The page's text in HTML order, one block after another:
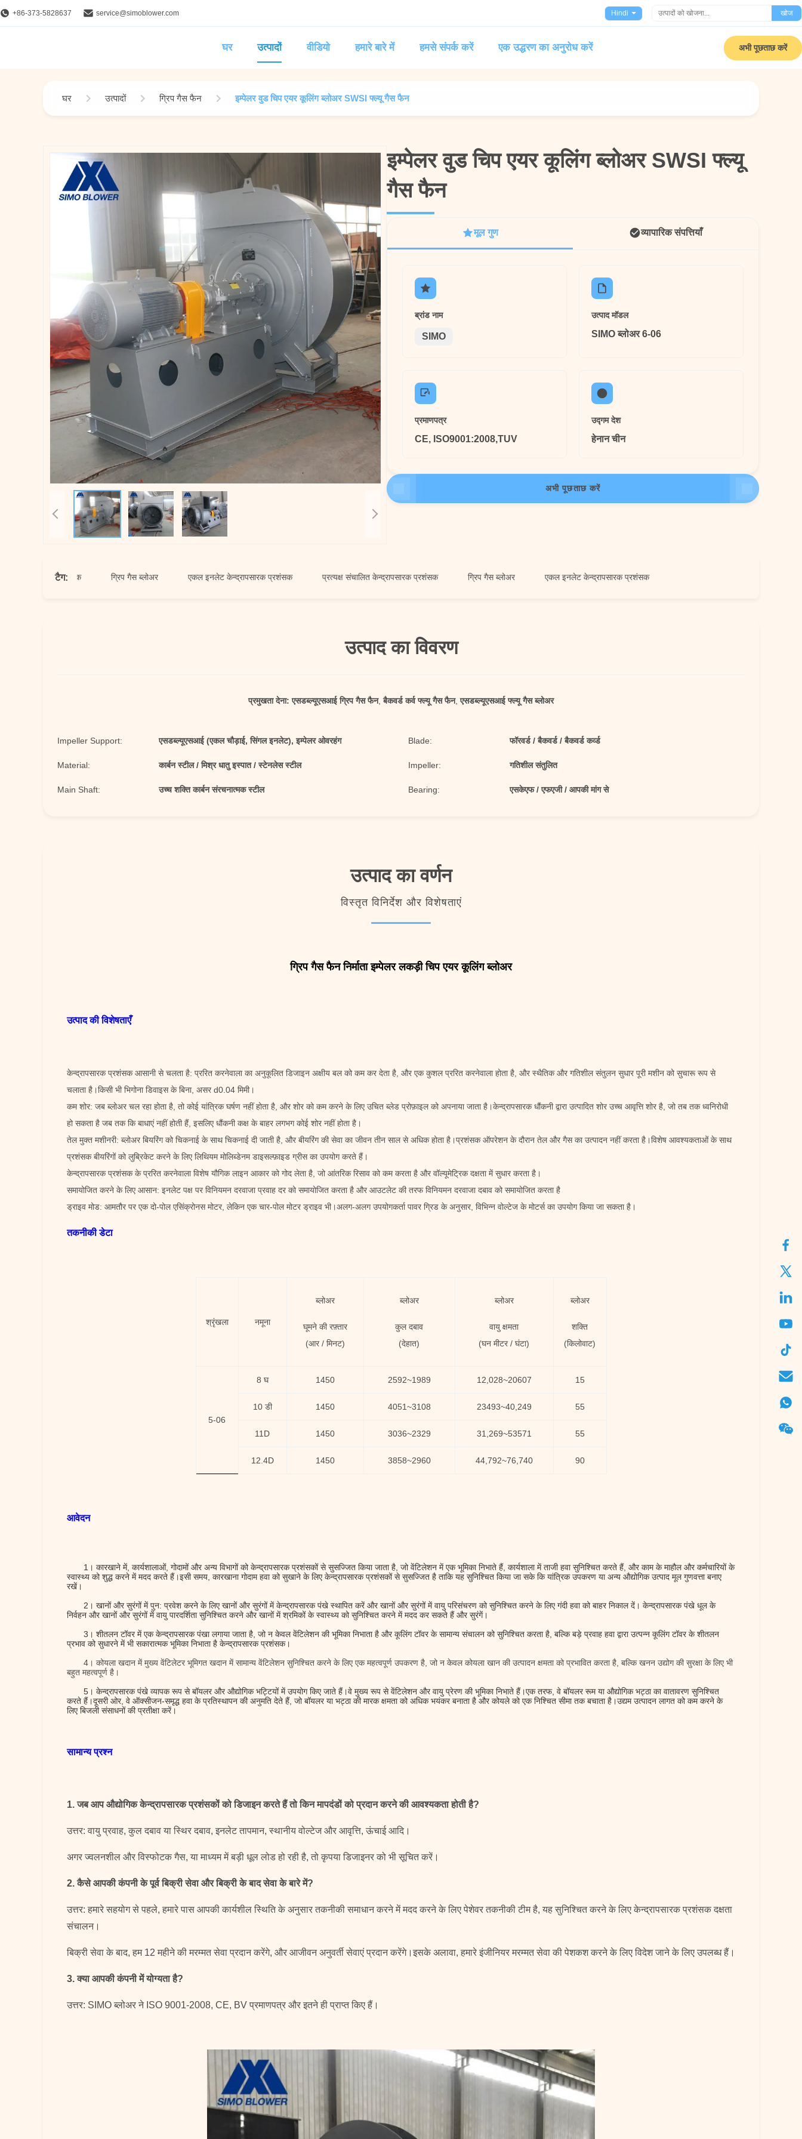
+86-373-5828637 service@simoblower.com Hindi खोज
घर उत्पादों वीडियो हमारे बारे में हमसे संपर्क करें एक उद्धरण का अनुरोध करें अभी पूछताछ करें
घर उत्पादों ग्रिप गैस फैन इम्पेलर वुड चिप एयर कूलिंग ब्लोअर SWSI फ्ल्यू गैस फैन
इम्पेलर वुड चिप एयर कूलिंग ब्लोअर SWSI फ्ल्यू
गैस फैन
इम्पेलर वुड चिप एयर कूलिंग ब्लोअर SWSI फ्ल्यू
गैस फैन
मूल गुण व्यापारिक संपत्तियाँ
ब्रांड नाम
SIMO
उत्पाद मॉडल
SIMO ब्लोअर 6-06
प्रमाणपत्र
CE, ISO9001:2008,TUV
उद्गम देश
हेनान चीन
अभी पूछताछ करें
टैग: ग्रिप गैस ब्लोअर एकल इनलेट केन्द्रापसारक प्रशंसक प्रत्यक्ष संचालित केन्द्रापसारक प्रशंसक ग्रिप गैस ब्लोअर एकल इनलेट केन्द्रापसारक प्रशंसक
उत्पाद का विवरण
प्रमुखता देना: एसडब्ल्यूएसआई ग्रिप गैस फैन,बैकवर्ड कर्व फ्ल्यू गैस फैन,एसडब्ल्यूएसआई फ्ल्यू गैस ब्लोअर
Impeller Support: एसडब्ल्यूएसआई (एकल चौड़ाई, सिंगल इनलेट), इम्पेलर ओवरहंग Blade: फॉरवर्ड / बैकवर्ड / बैकवर्ड कर्व्ड
Material: कार्बन स्टील / मिश्र धातु इस्पात / स्टेनलेस स्टील Impeller: गतिशील संतुलित
Main Shaft: उच्च शक्ति कार्बन संरचनात्मक स्टील Bearing: एसकेएफ / एफएजी / आपकी मांग से
उत्पाद का वर्णन
विस्तृत विनिर्देश और विशेषताएं
ग्रिप गैस फैन निर्माता इम्पेलर लकड़ी चिप एयर कूलिंग ब्लोअर
उत्पाद की विशेषताएँ
केन्द्रापसारक प्रशंसक आसानी से चलता है: प्ररित करनेवाला का अनुकूलित डिजाइन अक्षीय बल को कम कर देता है, और एक कुशल प्ररित करनेवाला होता है, और स्थैतिक और गतिशील संतुलन सुधार पूरी मशीन को सुचारू रूप से
चलाता है।किसी भी भिगोना डिवाइस के बिना, असर d0.04 मिमी।
कम शोर: जब ब्लोअर चल रहा होता है, तो कोई यांत्रिक घर्षण नहीं होता है, और शोर को कम करने के लिए उचित ब्लेड प्रोफ़ाइल को अपनाया जाता है।केन्द्रापसारक धौंकनी द्वारा उत्पादित शोर उच्च आवृत्ति शोर है, जो तब तक ध्वनिरोधी
हो सकता है जब तक कि बाधाएं नहीं होती हैं, इसलिए धौंकनी कक्ष के बाहर लगभग कोई शोर नहीं होता है।
तेल मुक्त मशीनरी: ब्लोअर बियरिंग को चिकनाई के साथ चिकनाई दी जाती है, और बीयरिंग की सेवा का जीवन तीन साल से अधिक होता है।प्रशंसक ऑपरेशन के दौरान तेल और गैस का उत्पादन नहीं करता है।विशेष आवश्यकताओं के साथ
प्रशंसक बीयरिंगों को लुब्रिकेट करने के लिए लिथियम मोलिब्डेनम डाइसल्फ़ाइड ग्रीस का उपयोग करते हैं।
केन्द्रापसारक प्रशंसक के प्ररित करनेवाला विशेष यौगिक लाइन आकार को गोद लेता है, जो आंतरिक रिसाव को कम करता है और वॉल्यूमेट्रिक दक्षता में सुधार करता है।
समायोजित करने के लिए आसान: इनलेट पक्ष पर विनियमन दरवाजा प्रवाह दर को समायोजित करता है और आउटलेट की तरफ विनियमन दरवाजा दबाव को समायोजित करता है
ड्राइव मोड: आमतौर पर एक दो-पोल एसिंक्रोनस मोटर, लेकिन एक चार-पोल मोटर ड्राइव भी।अलग-अलग उपयोगकर्ता पावर ग्रिड के अनुसार, विभिन्न वोल्टेज के मोटर्स का उपयोग किया जा सकता है।
तकनीकी डेटा
श्रृंखला नमूना
ब्लोअर
घूमने की रफ़्तार
(आर / मिनट)
ब्लोअर
कुल दबाव
(देहात)
ब्लोअर
वायु क्षमता
(घन मीटर / घंटा)
ब्लोअर
शक्ति
(किलोवाट)
5-06
8 घ 1450 2592~1989 12,028~20607 15
10 डी 1450 4051~3108 23493~40,249 55
11D 1450 3036~2329 31,269~53571 55
12.4D 1450 3858~2960 44,792~76,740 90
आवेदन
1। कारखाने में, कार्यशालाओं, गोदामों और अन्य विभागों को केन्द्रापसारक प्रशंसकों से सुसज्जित किया जाता है, जो वेंटिलेशन में एक भूमिका निभाते हैं, कार्यशाला में ताजी हवा सुनिश्चित करते हैं, और काम के माहौल और कर्मचारियों के
स्वास्थ्य को शुद्ध करने में मदद करते हैं।इसी समय, कारखाना गोदाम हवा को सुखाने के लिए केन्द्रापसारक प्रशंसकों से सुसज्जित है ताकि यह सुनिश्चित किया जा सके कि यांत्रिक उपकरण या अन्य औद्योगिक उत्पाद मूल गुणवत्ता बनाए
रखें।
2। खानों और सुरंगों में पुन: प्रवेश करने के लिए खानों और सुरंगों में केन्द्रापसारक पंखे स्थापित करें और खानों और सुरंगों में वायु परिसंचरण को सुनिश्चित करने के लिए गंदी हवा को बाहर निकाल दें। केन्द्रापसारक पंखे धूल के
निर्वहन और खानों और सुरंगों में वायु पारदर्शिता सुनिश्चित करने और खानों में श्रमिकों के स्वास्थ्य को सुनिश्चित करने में मदद कर सकते हैं और सुरंगें।
3। शीतलन टॉवर में एक केन्द्रापसारक पंखा लगाया जाता है, जो न केवल वेंटिलेशन की भूमिका निभाता है और कूलिंग टॉवर के सामान्य संचालन को सुनिश्चित करता है, बल्कि बड़े प्रवाह हवा द्वारा उत्पन्न कूलिंग टॉवर के शीतलन
प्रभाव को सुधारने में भी सकारात्मक भूमिका निभाता है केन्द्रापसारक प्रशंसक।
4। कोयला खदान में मुख्य वेंटिलेटर भूमिगत खदान में सामान्य वेंटिलेशन सुनिश्चित करने के लिए एक महत्वपूर्ण उपकरण है, जो न केवल कोयला खान की उत्पादन क्षमता को प्रभावित करता है, बल्कि खनन उद्योग की सुरक्षा के लिए भी
बहुत महत्वपूर्ण है।
5। केन्द्रापसारक पंखे व्यापक रूप से बॉयलर और औद्योगिक भट्टियों में उपयोग किए जाते हैं।वे मुख्य रूप से वेंटिलेशन और वायु प्रेरण की भूमिका निभाते हैं।एक तरफ, वे बॉयलर रूम या औद्योगिक भट्ठा का वातावरण सुनिश्चित
करते हैं।दूसरी ओर, वे ऑक्सीजन-समृद्ध हवा के प्रतिस्थापन की अनुमति देते हैं, जो बॉयलर या भट्ठा की मारक क्षमता को अधिक भयंकर बनाता है और कोयले को एक निश्चित सीमा तक बचाता है।उद्यम उत्पादन लागत को कम करने के
लिए बिजली संसाधनों की प्रतीक्षा करें।
सामान्य प्रश्न
1. जब आप औद्योगिक केन्द्रापसारक प्रशंसकों को डिजाइन करते हैं तो किन मापदंडों को प्रदान करने की आवश्यकता होती है?
उत्तर: वायु प्रवाह, कुल दबाव या स्थिर दबाव, इनलेट तापमान, स्थानीय वोल्टेज और आवृत्ति, ऊंचाई आदि।
अगर ज्वलनशील और विस्फोटक गैस, या माध्यम में बड़ी धूल लोड हो रही है, तो कृपया डिजाइनर को भी सूचित करें।
2. कैसे आपकी कंपनी के पूर्व बिक्री सेवा और बिक्री के बाद सेवा के बारे में?
उत्तर: हमारे सहयोग से पहले, हमारे पास आपकी कार्यशील स्थिति के अनुसार तकनीकी समाधान करने में मदद करने के लिए पेशेवर तकनीकी टीम है, यह सुनिश्चित करने के लिए केन्द्रापसारक प्रशंसक दक्षता
संचालन।
बिक्री सेवा के बाद, हम 12 महीने की मरम्मत सेवा प्रदान करेंगे, और आजीवन अनुवर्ती सेवाएं प्रदान करेंगे।इसके अलावा, हमारे इंजीनियर मरम्मत सेवा की पेशकश करने के लिए विदेश जाने के लिए उपलब्ध हैं।
3. क्या आपकी कंपनी में योग्यता है?
उत्तर: SIMO ब्लोअर ने ISO 9001-2008, CE, BV प्रमाणपत्र और इतने ही प्राप्त किए हैं।